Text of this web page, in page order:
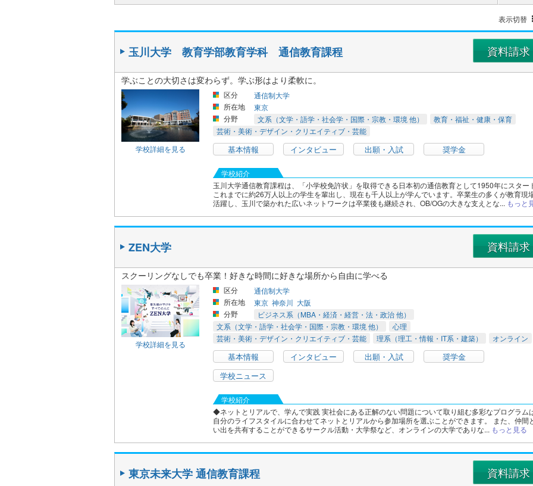
表示切替
玉川大学 教育学部教育学科 通信教育課程 資料請求
学ぶことの大切さは変わらず。学ぶ形はより柔軟に。
学校詳細を見る
区分
通信制大学
所在地
東京
分野
文系（文学・語学・社会学・国際・宗教・環境 他）
教育・福祉・健康・保育
芸術・美術・デザイン・クリエイティブ・芸能
基本情報 インタビュー 出願・入試 奨学金
学校紹介
玉川大学通信教育課程は、「小学校免許状」を取得できる日本初の通信教育として1950年にスター
これまでに約26万人以上の学生を輩出し、現在も千人以上が学んでいます。卒業生の多くが教育現
活躍し、玉川で築かれた広いネットワークは卒業後も継続され、OB/OGの大きな支えとな... もっと
ZEN大学 資料請求
スクーリングなしでも卒業！好きな時間に好きな場所から自由に学べる
学校詳細を見る
区分
通信制大学
所在地
東京 神奈川 大阪
分野
ビジネス系（MBA・経済・経営・法・政治 他）
文系（文学・語学・社会学・国際・宗教・環境 他）
心理
芸術・美術・デザイン・クリエイティブ・芸能
理系（理工・情報・IT系・建築） オンライン
基本情報 インタビュー 出願・入試
奨学金
学校ニュース
学校紹介
◆ネットとリアルで、学んで実践 実社会にある正解のない問題について取り組む多彩なプログラムは
自分のライフスタイルに合わせてネットとリアルから参加場所を選ぶことができます。 また、仲間
い出を共有することができるサークル活動・大学祭など、オンラインの大学でありな... もっと見る
東京未来大学 通信教育課程 資料請求